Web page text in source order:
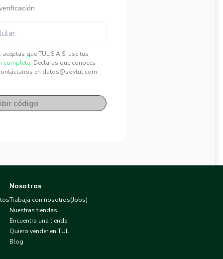
que TUL S.A.S. use tus
completa. Declaras que conoces
en datos@soytul.com
código
Nosotros
Trabaja con nosotros(Jobs)
Nuestras tiendas
Encuentra una tienda
Quiero vender en TUL
Blog